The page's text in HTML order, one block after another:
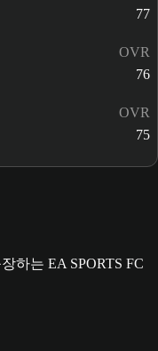
77
OVR
76
OVR
75